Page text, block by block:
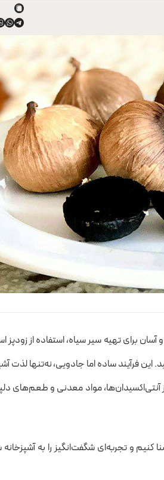
برای تهیه سیر سیاه، استفاده از زودپز
فرآیند ساده اما جادویی، نه‌تنها لذت
آنتی‌اکسیدان‌ها، مواد معدنی و طعم‌های
کنیم و تجربه‌ای شگفت‌انگیز را به